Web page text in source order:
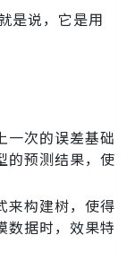
是说，它是用
一次的误差基础
的预测结果，使
来构建树，使得
数据时，效果特